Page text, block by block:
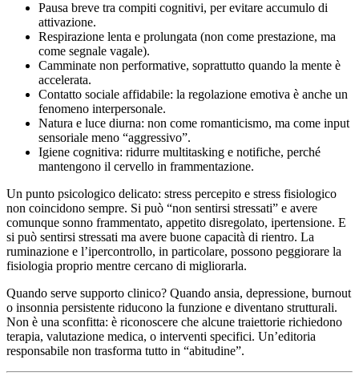
Pausa breve tra compiti cognitivi, per evitare accumulo di
attivazione.
Respirazione lenta e prolungata (non come prestazione, ma
come segnale vagale).
Camminate non performative, soprattutto quando la mente è
accelerata.
Contatto sociale affidabile: la regolazione emotiva è anche un
fenomeno interpersonale.
Natura e luce diurna: non come romanticismo, ma come input
sensoriale meno “aggressivo”.
Igiene cognitiva: ridurre multitasking e notifiche, perché
mantengono il cervello in frammentazione.
Un punto psicologico delicato: stress percepito e stress fisiologico
non coincidono sempre. Si può “non sentirsi stressati” e avere
comunque sonno frammentato, appetito disregolato, ipertensione. E
si può sentirsi stressati ma avere buone capacità di rientro. La
ruminazione e l’ipercontrollo, in particolare, possono peggiorare la
fisiologia proprio mentre cercano di migliorarla.
Quando serve supporto clinico? Quando ansia, depressione, burnout
o insonnia persistente riducono la funzione e diventano strutturali.
Non è una sconfitta: è riconoscere che alcune traiettorie richiedono
terapia, valutazione medica, o interventi specifici. Un’editoria
responsabile non trasforma tutto in “abitudine”.